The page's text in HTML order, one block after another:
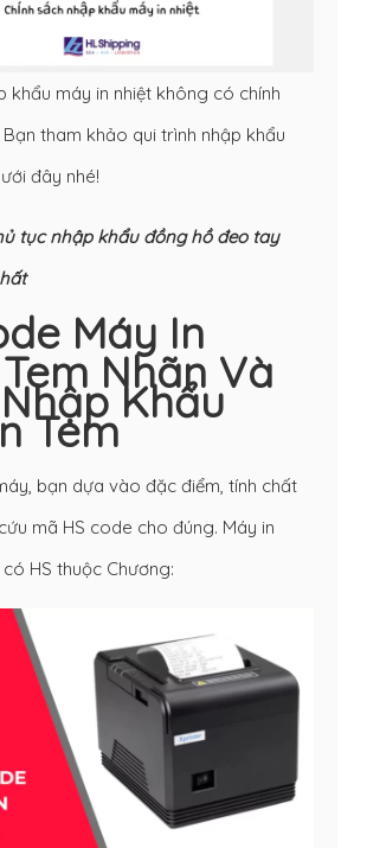
khẩu máy in nhiệt không có chính
tham khảo qui trình nhập khẩu
đây nhé!
tục nhập khẩu đồng hồ đeo tay
Máy In
Nhãn Và
Khẩu
Tem
bạn dựa vào đặc điểm, tính chất
mã HS code cho đúng. Máy in
HS thuộc Chương: